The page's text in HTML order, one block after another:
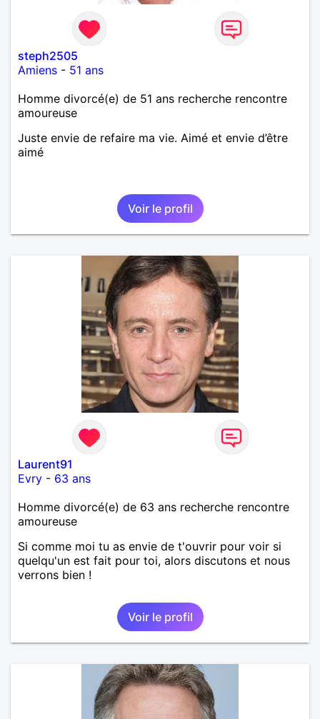
steph2505
Amiens - 51 ans
Homme divorcé(e) de 51 ans recherche rencontre
amoureuse
Juste envie de refaire ma vie. Aimé et envie d’être
aimé
Voir le profil
Laurent91
Evry - 63 ans
Homme divorcé(e) de 63 ans recherche rencontre
amoureuse
Si comme moi tu as envie de t'ouvrir pour voir si
quelqu'un est fait pour toi, alors discutons et nous
verrons bien !
Voir le profil